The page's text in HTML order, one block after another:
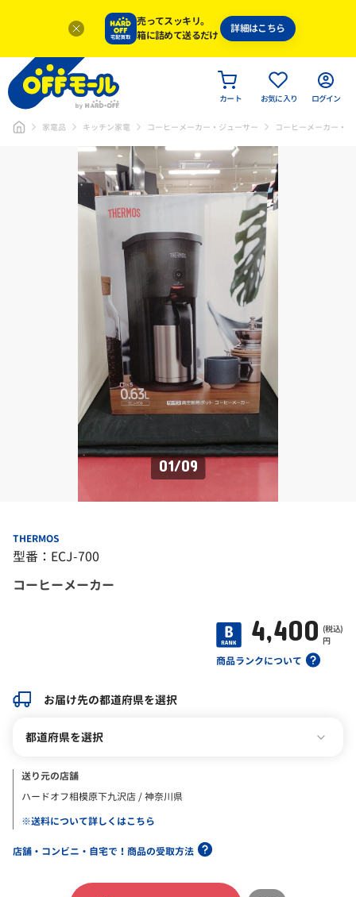
売ってスッキリ。
箱に詰めて送るだけ
詳細はこちら
カート お気に入り ログイン
家電品 キッチン家電 コーヒーメーカー・ジューサー コーヒーメーカー・
01/09
THERMOS
型番：ECJ-700
コーヒーメーカー
商品ランクについて
4,400 (税込)
円
お届け先の都道府県を選択
都道府県を選択
送り元の店舗
ハードオフ相模原下九沢店 / 神奈川県
※送料について詳しくはこちら
店舗・コンビニ・自宅で！商品の受取方法